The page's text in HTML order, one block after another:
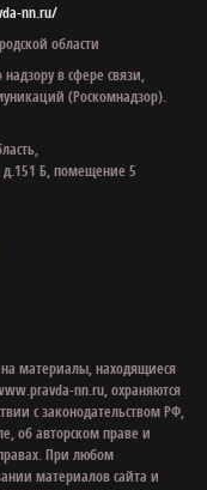
nn.ru/
области
в сфере связи,
(Роскомнадзор).
д.151 Б, помещение 5
на материалы, находящиеся
nn.ru, охраняются
с законодательством РФ,
об авторском праве и
При любом
материалов сайта и